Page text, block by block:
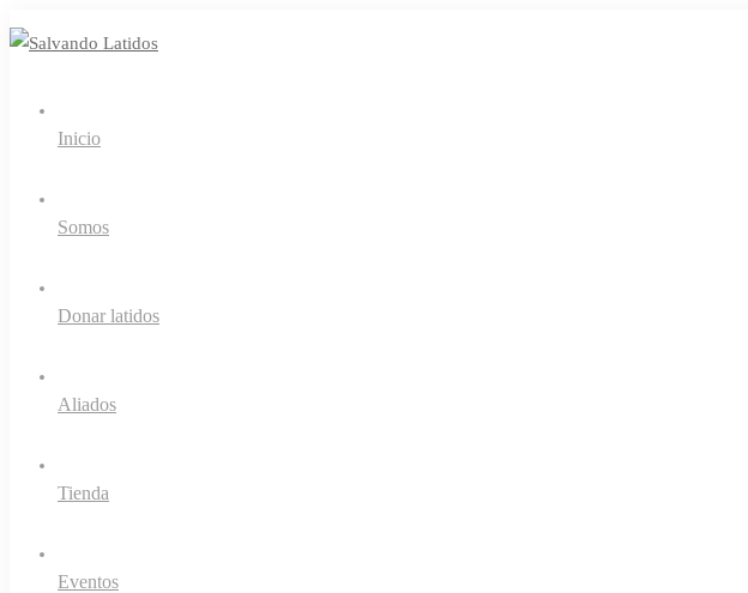
Inicio
Somos
Donar latidos
Aliados
Tienda
Eventos